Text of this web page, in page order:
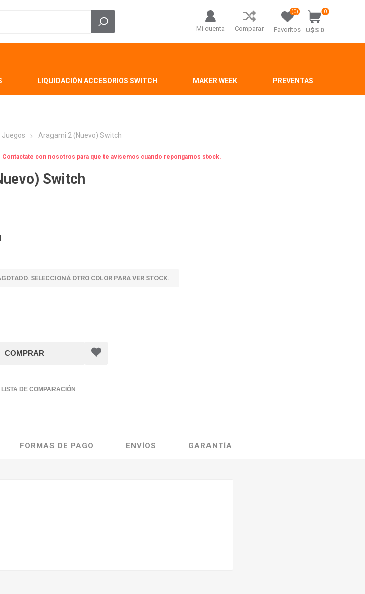
Mi cuenta Comparar Favoritos
(0) 0
U$S 0
LIQUIDACIÓN ACCESORIOS SWITCH MAKER WEEK PREVENTAS
Juegos Aragami 2 (Nuevo) Switch
Contactate con nosotros para que te avisemos cuando repongamos stock.
Switch
SELECCIONÁ OTRO COLOR PARA VER STOCK.
DE COMPARACIÓN
FORMAS DE PAGO ENVÍOS GARANTÍA